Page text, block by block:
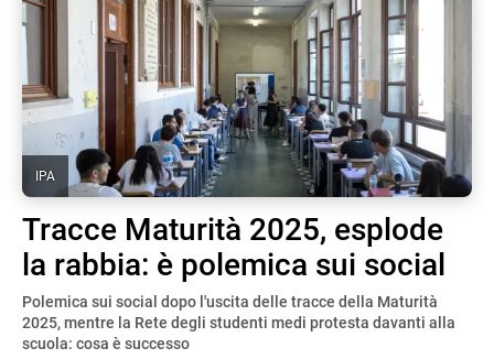
IPA
Tracce Maturità 2025, esplode
la rabbia: è polemica sui social
Polemica sui social dopo l'uscita delle tracce della Maturità
2025, mentre la Rete degli studenti medi protesta davanti alla
scuola: cosa è successo